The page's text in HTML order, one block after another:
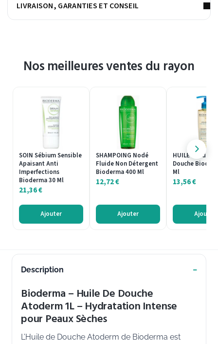
LIVRAISON, GARANTIES ET CONSEIL
Nos meilleures ventes du rayon
SOIN Sébium Sensible
Apaisant Anti
Imperfections
Bioderma 30 Ml
21,36€
Ajouter
SHAMPOING Nodé
Fluide Non Détergent
Bioderma 400 Ml
12,72€
Ajouter
HUILE
Douche
Ml
13,56€
Ajouter
Description
Bioderma – Huile De Douche
Atoderm 1L – Hydratation Intense
pour Peaux Sèches
L’Huile de Douche Atoderm de Bioderma est